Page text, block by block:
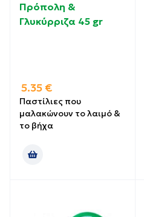
Πρόπολη &
Γλυκύρριζα 45 gr
5.35 €
Παστίλιες που
μαλακώνουν το λαιμό &
το βήχα